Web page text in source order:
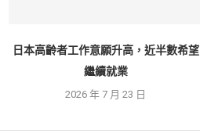
日本高齡者工作意願升高，近半數希望
繼續就業
2026 年 7 月 23 日